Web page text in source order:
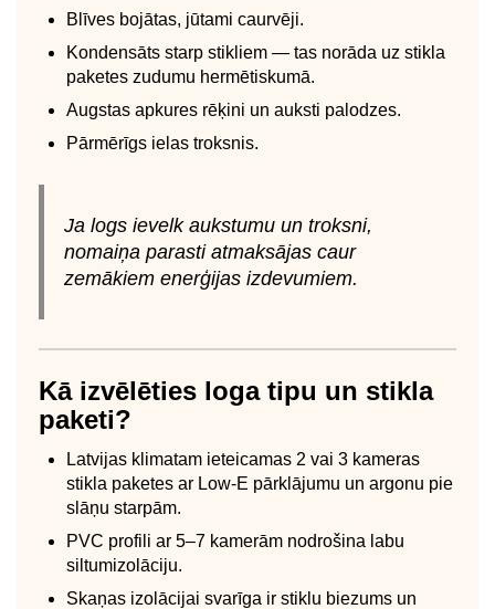
Blīves bojātas, jūtami caurvēji.
Kondensāts starp stikliem — tas norāda uz stikla
paketes zudumu hermētiskumā.
Augstas apkures rēķini un auksti palodzes.
Pārmērīgs ielas troksnis.
Ja logs ievelk aukstumu un troksni,
nomaiņa parasti atmaksājas caur
zemākiem enerģijas izdevumiem.
Kā izvēlēties loga tipu un stikla
paketi?
Latvijas klimatam ieteicamas 2 vai 3 kameras
stikla paketes ar Low‑E pārklājumu un argonu pie
slāņu starpām.
PVC profili ar 5–7 kamerām nodrošina labu
siltumizolāciju.
Skaņas izolācijai svarīga ir stiklu biezums un